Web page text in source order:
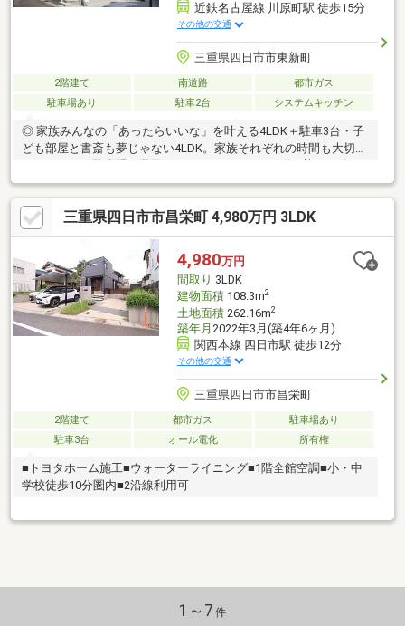
近鉄名古屋線 川原町駅 徒歩15分
その他の交通
三重県四日市市東新町
2階建て 南道路
都市ガス
駐車場あり
駐車2台 システムキッチン
◎ 家族みんなの「あったらいいな」を叶える4LDK＋駐車3台・子
ども部屋と書斎も夢じゃない4LDK。家族それぞれの時間も大切に
な駐車3台スペース。・家族が自然と集まるリビング階段。つなが
りを感じながらゆったり過ごせます。◎ 小学校まで徒歩6分！子
育て世代に嬉しい安心の住環境・小学校、中学校、こども園が全
て徒歩6分圏内。お子様の通学も安心です。・毎日でも遊びに行け
る三滝公園まで徒歩6分。豊かな緑が子どもの成長を育みます。・
長期優良住宅認定を取得。この先も長く安心して暮らせる住まい
です。
三重県四日市市昌栄町 4,980万円 3LDK
4,980万円
間取り 3LDK
建物面積108.3m2
土地面積262.16m2
築年月 2022年3月(築4年6ヶ月)
関西本線 四日市駅 徒歩12分
その他の交通
三重県四日市市昌栄町
2階建て 都市ガス
駐車場あり
駐車3台
オール電化 所有権
■トヨタホーム施工■ウォーターライニング■1階全館空調■小・中
学校徒歩10分圏内■2沿線利用可
1～7 件